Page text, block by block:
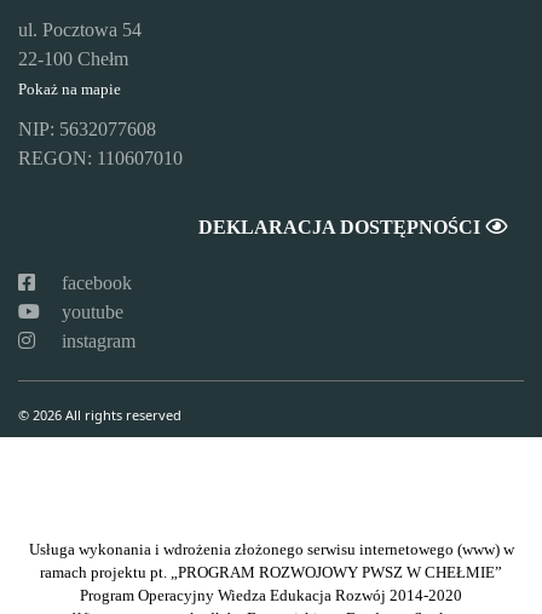
ul. Pocztowa 54
22-100 Chełm
Pokaż na mapie
NIP: 5632077608
REGON: 110607010
DEKLARACJA DOSTĘPNOŚCI
facebook
youtube
instagram
© 2026 All rights reserved
Usługa wykonania i wdrożenia złożonego serwisu internetowego (www) w
ramach projektu pt. „PROGRAM ROZWOJOWY PWSZ W CHEŁMIE”
Program Operacyjny Wiedza Edukacja Rozwój 2014-2020